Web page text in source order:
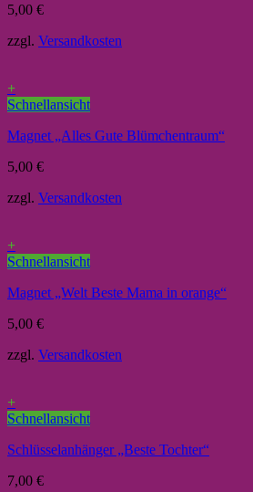
5,00 €
zzgl. Versandkosten
+
Schnellansicht
Magnet „Alles Gute Blümchentraum“
5,00 €
zzgl. Versandkosten
+
Schnellansicht
Magnet „Welt Beste Mama in orange“
5,00 €
zzgl. Versandkosten
+
Schnellansicht
Schlüsselanhänger „Beste Tochter“
7,00 €